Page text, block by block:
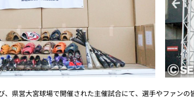
、県営大宮球場で開催された主催試合にて、選手やファン